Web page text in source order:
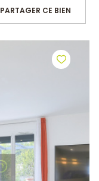
PARTAGER CE BIEN